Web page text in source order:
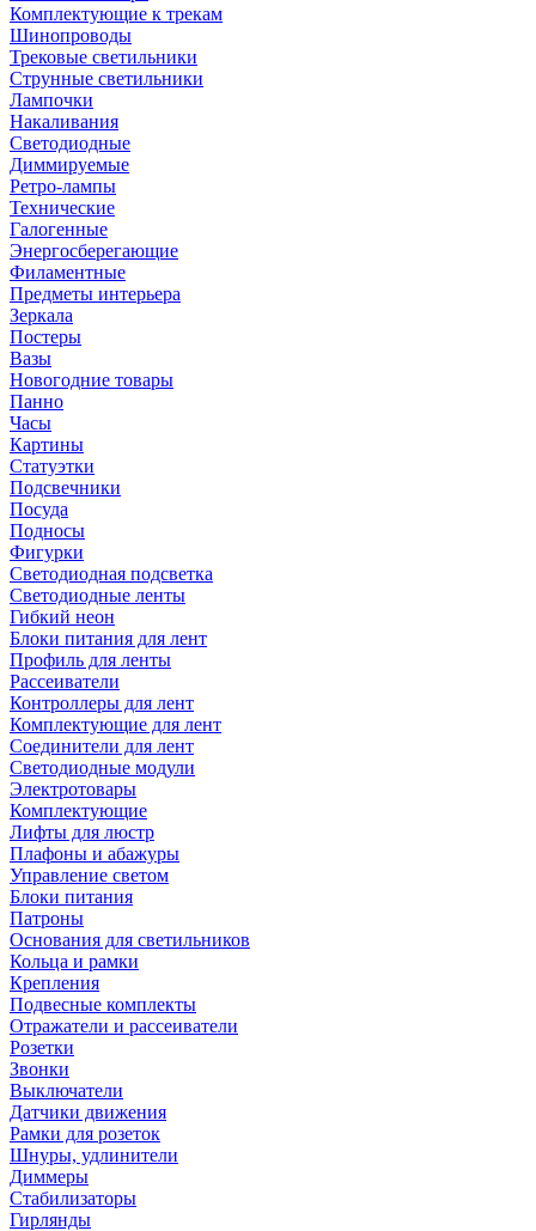
Комплектующие к трекам
Шинопроводы
Трековые светильники
Струнные светильники
Лампочки
Накаливания
Светодиодные
Диммируемые
Ретро-лампы
Технические
Галогенные
Энергосберегающие
Филаментные
Предметы интерьера
Зеркала
Постеры
Вазы
Новогодние товары
Панно
Часы
Картины
Статуэтки
Подсвечники
Посуда
Подносы
Фигурки
Светодиодная подсветка
Светодиодные ленты
Гибкий неон
Блоки питания для лент
Профиль для ленты
Рассеиватели
Контроллеры для лент
Комплектующие для лент
Соединители для лент
Светодиодные модули
Электротовары
Комплектующие
Лифты для люстр
Плафоны и абажуры
Управление светом
Блоки питания
Патроны
Основания для светильников
Кольца и рамки
Крепления
Подвесные комплекты
Отражатели и рассеиватели
Розетки
Звонки
Выключатели
Датчики движения
Рамки для розеток
Шнуры, удлинители
Диммеры
Стабилизаторы
Гирлянды